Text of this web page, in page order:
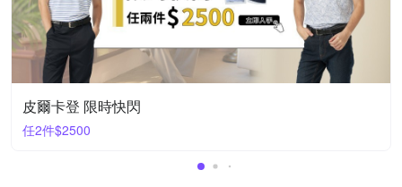
皮爾卡登 限時快閃
任2件$2500